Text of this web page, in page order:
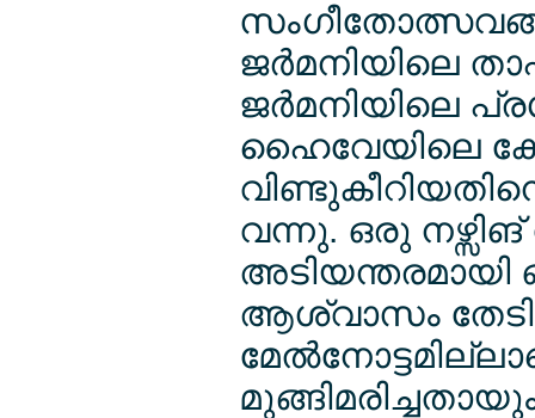
ജര്‍മനിയിലെ
ജര്‍മനിയിലെ
ഹൈവേയിലെ
വന്നു. ഒരു
അടിയന്തരമായി
ആശ്വാസം തേടി